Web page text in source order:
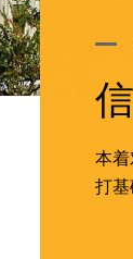
本
打基